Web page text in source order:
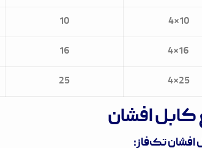
4×10
10
4×16
16
4×25
25
کابل افشان
افشان تک‌فاز: